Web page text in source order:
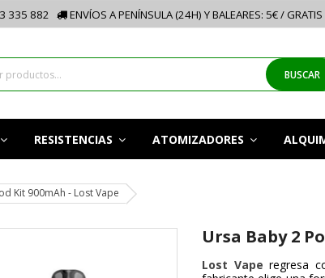
335 882 ENVÍOS A PENÍNSULA (24H) Y BALEARES: 5€ /
BUSCAR
RESISTENCIAS ATOMIZADORES
Kit 900mAh - Lost Vape
Ursa Baby 2
Lost Vape regresa